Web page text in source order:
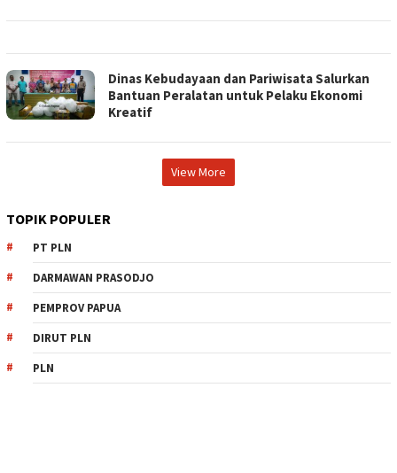
Dinas Kebudayaan dan Pariwisata Salurkan
Bantuan Peralatan untuk Pelaku Ekonomi
Kreatif
View More
TOPIK POPULER
PT PLN
DARMAWAN PRASODJO
PEMPROV PAPUA
DIRUT PLN
PLN